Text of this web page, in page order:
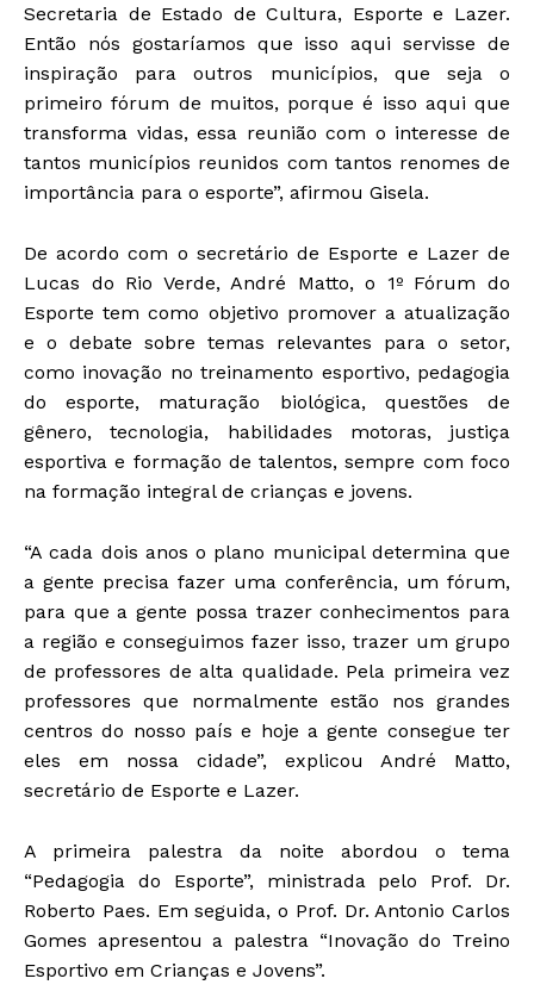
Secretaria de Estado de Cultura, Esporte e Lazer.
Então nós gostaríamos que isso aqui servisse de
inspiração para outros municípios, que seja o
primeiro fórum de muitos, porque é isso aqui que
transforma vidas, essa reunião com o interesse de
tantos municípios reunidos com tantos renomes de
importância para o esporte”, afirmou Gisela.
De acordo com o secretário de Esporte e Lazer de
Lucas do Rio Verde, André Matto, o 1º Fórum do
Esporte tem como objetivo promover a atualização
e o debate sobre temas relevantes para o setor,
como inovação no treinamento esportivo, pedagogia
do esporte, maturação biológica, questões de
gênero, tecnologia, habilidades motoras, justiça
esportiva e formação de talentos, sempre com foco
na formação integral de crianças e jovens.
“A cada dois anos o plano municipal determina que
a gente precisa fazer uma conferência, um fórum,
para que a gente possa trazer conhecimentos para
a região e conseguimos fazer isso, trazer um grupo
de professores de alta qualidade. Pela primeira vez
professores que normalmente estão nos grandes
centros do nosso país e hoje a gente consegue ter
eles em nossa cidade”, explicou André Matto,
secretário de Esporte e Lazer.
A primeira palestra da noite abordou o tema
“Pedagogia do Esporte”, ministrada pelo Prof. Dr.
Roberto Paes. Em seguida, o Prof. Dr. Antonio Carlos
Gomes apresentou a palestra “Inovação do Treino
Esportivo em Crianças e Jovens”.